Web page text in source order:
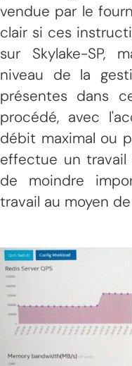
vendue par le
clair si ces
sur Skylake-SP,
niveau de la
présentes dans
procédé, avec
débit maximal ou
effectue un
de moindre
travail au moyen